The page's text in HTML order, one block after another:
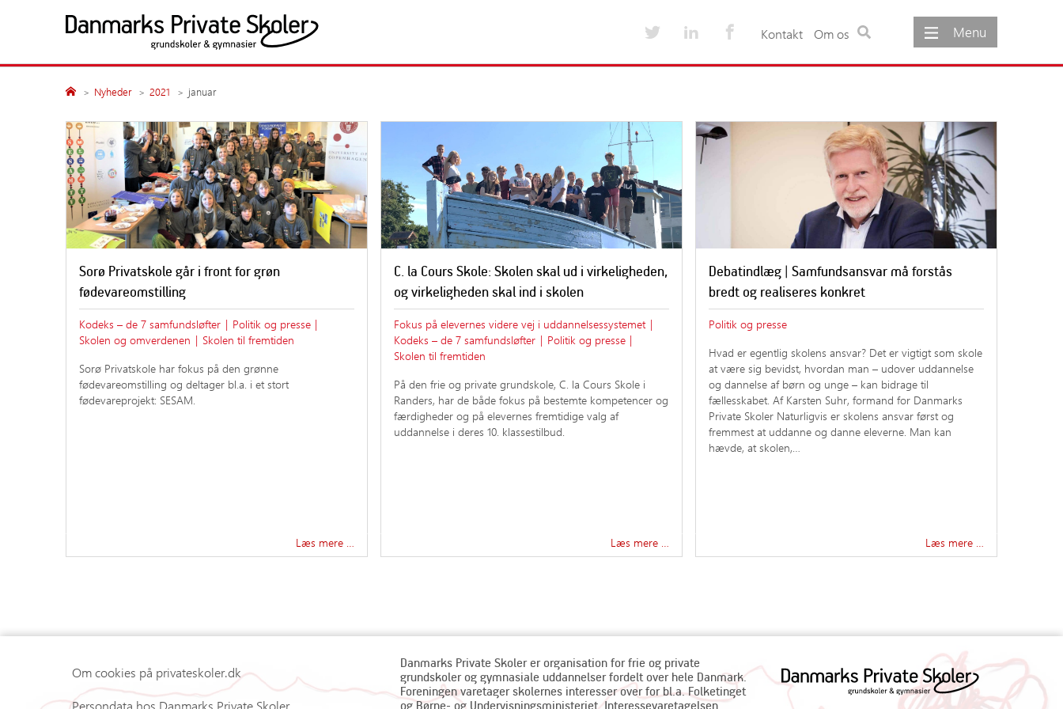
Kontakt Om os Menu
Politik og presse
Presseansvarlige
Nyheder
Årsberetninger
Undersøgelser
Publikationer
Høringssvar
Fakta
Samfundsansvar
Alle medlemsskoler
Grundskoler
Gymnasiale uddannelser
Emner i værktøjskassen fra A-Å
Nyt for medlemsskoler
Tilskud til uddannelse og kursus
Særlige medlemsaftaler
Kurser og arrangementer
Foreningens årsmøde
Om foreningen
Foreningens vedtægter
Foreningens formål
Udvalg under foreningen
Foreningens bestyrelse
Foreningens sekretariat
Søg
Nyheder 2021 januar
Sorø Privatskole går i front for grøn
fødevareomstilling
Kodeks – de 7 samfundsløfter | Politik og presse |
Skolen og omverdenen | Skolen til fremtiden
Sorø Privatskole har fokus på den grønne
fødevareomstilling og deltager bl.a. i et stort
fødevareprojekt: SESAM.
Læs mere …
C. la Cours Skole: Skolen skal ud i virkeligheden,
og virkeligheden skal ind i skolen
Fokus på elevernes videre vej i uddannelsessystemet |
Kodeks – de 7 samfundsløfter | Politik og presse |
Skolen til fremtiden
På den frie og private grundskole, C. la Cours Skole i
Randers, har de både fokus på bestemte kompetencer og
færdigheder og på elevernes fremtidige valg af
uddannelse i deres 10. klassestilbud.
Læs mere …
Debatindlæg | Samfundsansvar må forstås
bredt og realiseres konkret
Politik og presse
Hvad er egentlig skolens ansvar? Det er vigtigt som skole
at være sig bevidst, hvordan man – udover uddannelse
og dannelse af børn og unge – kan bidrage til
fællesskabet. Af Karsten Suhr, formand for Danmarks
Private Skoler Naturligvis er skolens ansvar først og
fremmest at uddanne og danne eleverne. Man kan
hævde, at skolen,…
Læs mere …
Om cookies på privateskoler.dk
Persondata hos Danmarks Private Skoler
Danmarks Private Skoler er organisation for frie og private
grundskoler og gymnasiale uddannelser fordelt over hele Danmark.
Foreningen varetager skolernes interesser over for bl.a. Folketinget
og Børne- og Undervisningsministeriet. Interessevaretagelsen